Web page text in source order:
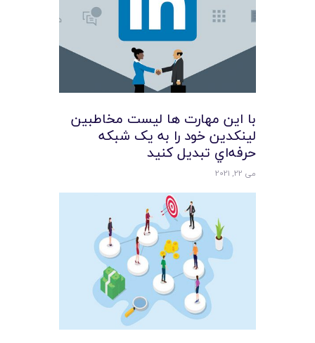
با اين مهارت ها ليست مخاطبين
لينکدين خود را به يک شبکه
حرفه‌اي تبديل کنيد
می 22, 2021